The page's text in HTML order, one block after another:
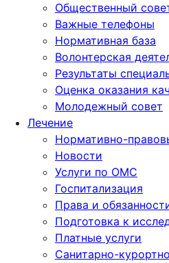
Общественный
Важные телефоны
Нормативная база
Волонтерская
Результаты
Оценка оказания
Молодежный совет
Лечение
Нормативно-
Новости
Услуги по ОМС
Госпитализация
Права и
Подготовка к
Платные услуги
Санитарно-